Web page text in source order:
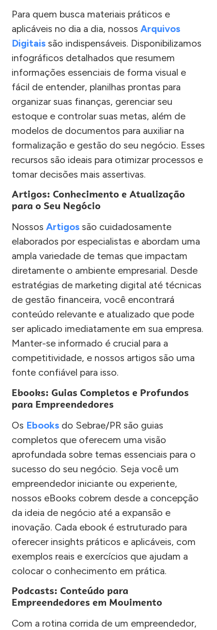
Para quem busca materiais práticos e
aplicáveis no dia a dia, nossos Arquivos
Digitais são indispensáveis. Disponibilizamos
infográficos detalhados que resumem
informações essenciais de forma visual e
fácil de entender, planilhas prontas para
organizar suas finanças, gerenciar seu
estoque e controlar suas metas, além de
modelos de documentos para auxiliar na
formalização e gestão do seu negócio. Esses
recursos são ideais para otimizar processos e
tomar decisões mais assertivas.
Artigos: Conhecimento e Atualização
para o Seu Negócio
Nossos Artigos são cuidadosamente
elaborados por especialistas e abordam uma
ampla variedade de temas que impactam
diretamente o ambiente empresarial. Desde
estratégias de marketing digital até técnicas
de gestão financeira, você encontrará
conteúdo relevante e atualizado que pode
ser aplicado imediatamente em sua empresa.
Manter-se informado é crucial para a
competitividade, e nossos artigos são uma
fonte confiável para isso.
Ebooks: Guias Completos e Profundos
para Empreendedores
Os Ebooks do Sebrae/PR são guias
completos que oferecem uma visão
aprofundada sobre temas essenciais para o
sucesso do seu negócio. Seja você um
empreendedor iniciante ou experiente,
nossos eBooks cobrem desde a concepção
da ideia de negócio até a expansão e
inovação. Cada ebook é estruturado para
oferecer insights práticos e aplicáveis, com
exemplos reais e exercícios que ajudam a
colocar o conhecimento em prática.
Podcasts: Conteúdo para
Empreendedores em Movimento
Com a rotina corrida de um empreendedor,